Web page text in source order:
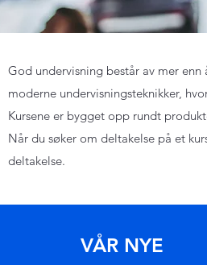
God undervisning består av mer
moderne undervisningsteknikker,
Kursene er bygget opp rundt
Når du søker om deltakelse på et
deltakelse.
VÅR NYE